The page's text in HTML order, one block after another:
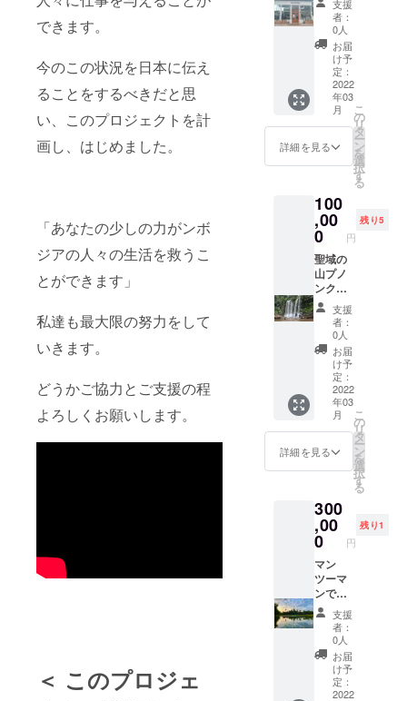
できます。
今のこの状況を日本に伝え
ることをするべきだと思
い、このプロジェクトを計
画し、はじめました。
「あなたの少しの力がンボ
ジアの人々の生活を救うこ
とができます」
私達も最大限の努力をして
いきます。
どうかご協力とご支援の程
よろしくお願いします。
＜ このプロジェ
支援者
様が都
合の良
い日を
指定し
て頂く
ことが
できま
す。 ※
始でお
忙しく
を来年
以降に
変更し
たい方
は必ず
備考欄
に希望
日をご
記載く
ださ
い。
前」を
記載し
てくだ
さい！
ゲスト
ハウス
に２泊
３日宿
泊券
（限定
10組）
私たち
の運営
するゲ
ストハ
SALOO
N
Village
）に宿
泊でき
るチ
ケット
を発行
いたし
ます。
コロナ
ウイル
スの動
向（フ
ライト
状況）
に依存
しま
す。 詳
にてご
案内を
送らせ
ていた
だきま
す。 ※
有効期
限: ２０
２２年
１月〜
２０２
５年１
２月ま
で ※ 渡
支援
者：
0人
お届
け予
定：
2022
年03
月
詳細を見る
こ
の
リ
タ
ー
ン
を
選
択
す
る
100
,00
0 円
残り5
聖域の
山プノ
ンクー
レンに
て大自
然を味
わう
キャン
プ＆ガ
イドツ
アー券
（１泊
２日）
（限定:
5組）
日程を
ご覧く
ださ
い。 ※
有効期
限: ２０
２２年
１月〜
２０２
５年１
２月ま
支援
者：
0人
お届
け予
定：
2022
年03
月
詳細を見る
こ
の
リ
タ
ー
ン
を
選
択
す
る
300
,00
0 円
残り1
マン
ツーマ
ンでの
アン
コール
遺跡群
ガイド
ツアー
２泊３
日（オ
支援
者：
0人
お届
け予
定：
2022